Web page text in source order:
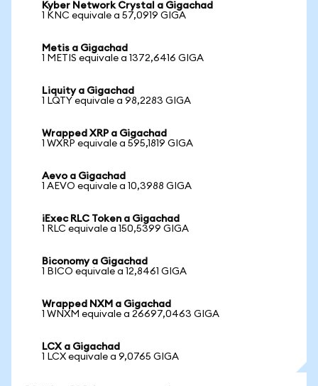
Kyber Network Crystal a Gigachad
1 KNC equivale a 57,0919 GIGA
Metis a Gigachad
1 METIS equivale a 1372,6416 GIGA
Liquity a Gigachad
1 LQTY equivale a 98,2283 GIGA
Wrapped XRP a Gigachad
1 WXRP equivale a 595,1819 GIGA
Aevo a Gigachad
1 AEVO equivale a 10,3988 GIGA
iExec RLC Token a Gigachad
1 RLC equivale a 150,5399 GIGA
Biconomy a Gigachad
1 BICO equivale a 12,8461 GIGA
Wrapped NXM a Gigachad
1 WNXM equivale a 26697,0463 GIGA
LCX a Gigachad
1 LCX equivale a 9,0765 GIGA